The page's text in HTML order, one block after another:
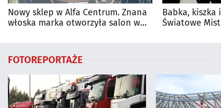
Nowy sklep w Alfa Centrum. Znana
włoska marka otworzyła salon w
Babka, kiszka
Światowe
FOTOREPORTAŻE